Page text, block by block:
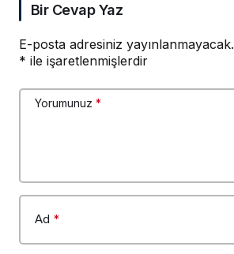
Bir Cevap Yaz
E-posta adresiniz yayınlanmayacak.
* ile işaretlenmişlerdir
Yorumunuz *
Ad *